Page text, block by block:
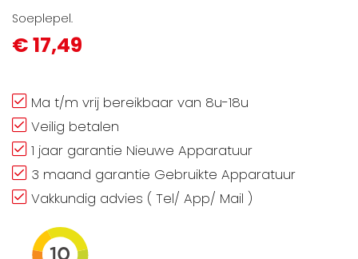
gallerij
Soeplepel.
€ 17,49
Ma t/m vrij bereikbaar van 8u-18u
Veilig betalen
1 jaar garantie Nieuwe Apparatuur
3 maand garantie Gebruikte Apparatuur
Vakkundig advies ( Tel/ App/ Mail )